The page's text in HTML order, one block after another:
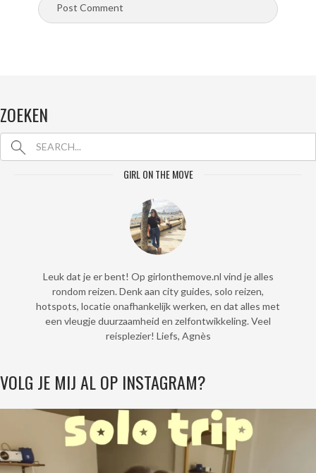
ZOEKEN
GIRL ON THE MOVE
Leuk dat je er bent! Op girlonthemove.nl vind je alles
rondom reizen. Denk aan city guides, solo reizen,
hotspots, locatie onafhankelijk werken, en dat alles met
een vleugje duurzaamheid en zelfontwikkeling. Veel
reisplezier! Liefs, Agnès
VOLG JE MIJ AL OP INSTAGRAM?